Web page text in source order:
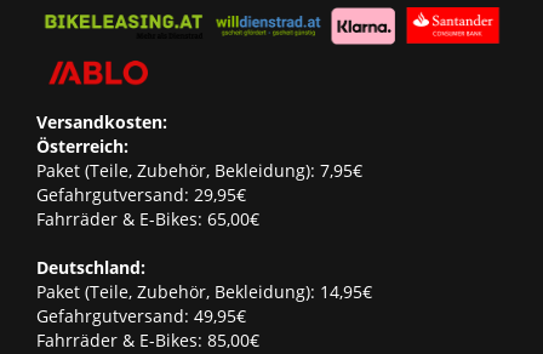
Versandkosten:
Österreich:
Paket (Teile, Zubehör, Bekleidung): 7,95€
Gefahrgutversand: 29,95€
Fahrräder & E-Bikes: 65,00€
Deutschland:
Paket (Teile, Zubehör, Bekleidung): 14,95€
Gefahrgutversand: 49,95€
Fahrräder & E-Bikes: 85,00€